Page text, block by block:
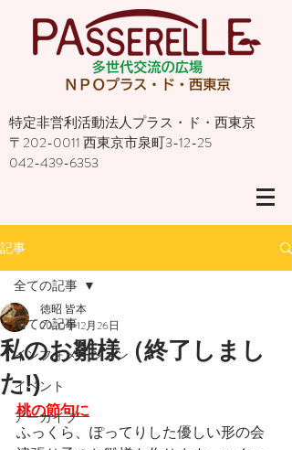
特定非営利活動法人プラス・ド・西東京
〒202-0011 西東京市泉町3-12-25
042-439-6353
記事
全ての記事
インフォメーション
イベント
アーカイブ
全ての記事
私のお雛様（終了しまし
た!)
徳昭 皆本
2020年12月26日
桃の節句に
ふっくら、ぽってりした優しい形の会